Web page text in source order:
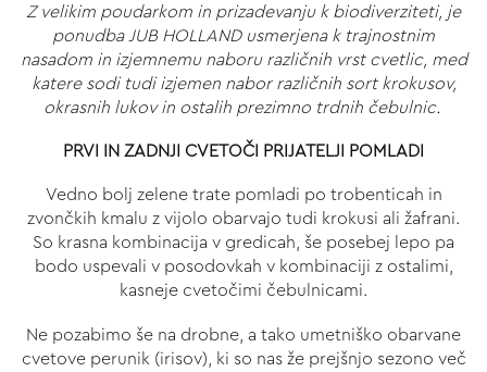
Z velikim poudarkom in prizadevanju k biodiverziteti, je
ponudba JUB HOLLAND usmerjena k trajnostnim
nasadom in izjemnemu naboru različnih vrst cvetlic, med
katere sodi tudi izjemen nabor različnih sort krokusov,
okrasnih lukov in ostalih prezimno trdnih čebulnic.
PRVI IN ZADNJI CVETOČI PRIJATELJI POMLADI
Vedno bolj zelene trate pomladi po trobenticah in
zvončkih kmalu z vijolo obarvajo tudi krokusi ali žafrani.
So krasna kombinacija v gredicah, še posebej lepo pa
bodo uspevali v posodovkah v kombinaciji z ostalimi,
kasneje cvetočimi čebulnicami.
Ne pozabimo še na drobne, a tako umetniško obarvane
cvetove perunik (irisov), ki so nas že prejšnjo sezono več